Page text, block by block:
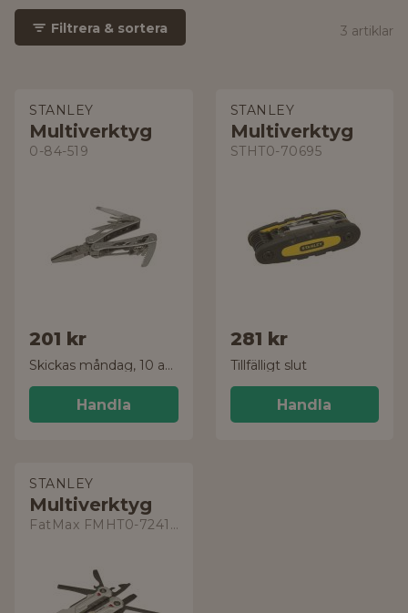
Filtrera & sortera 3 artiklar
STANLEY
Multiverktyg
0-84-519
201 kr
Skickas måndag, 10 aug.
Handla
STANLEY
Multiverktyg
STHT0-70695
281 kr
Tillfälligt slut
Handla
STANLEY
Multiverktyg
FatMax FMHT0-72414